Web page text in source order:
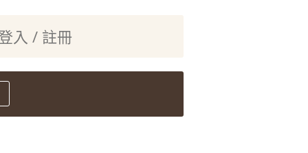
入 / 註冊